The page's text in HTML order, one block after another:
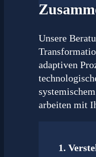
Unsere
adaptiven
arbeiten mit
1.